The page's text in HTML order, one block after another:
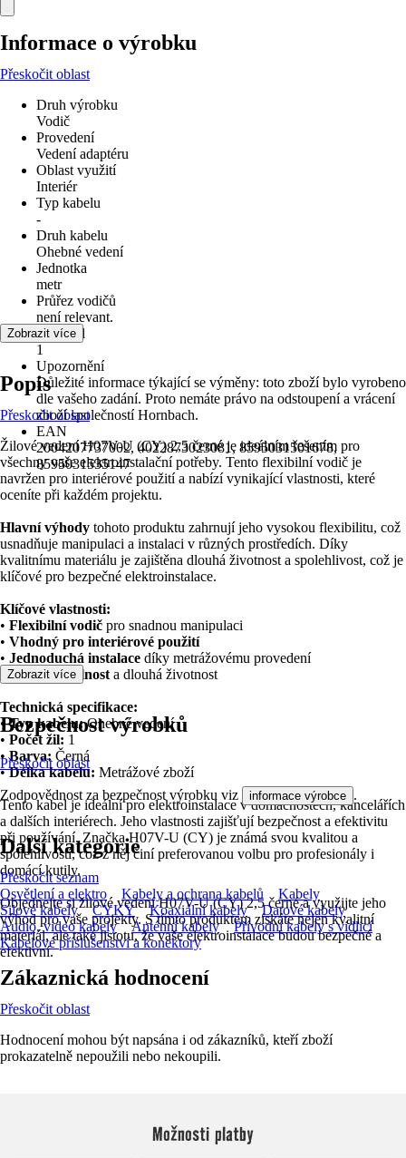
Informace o výrobku
Přeskočit oblast
Druh výrobku
Vodič
Provedení
Vedení adaptéru
Oblast využití
Interiér
Typ kabelu
-
Druh kabelu
Ohebné vedení
Jednotka
metr
Průřez vodičů
není relevant.
Počet žil
1
Upozornění
Důležité informace týkající se výměny: toto zboží bylo vyrobeno
dle vašeho zadání. Proto nemáte právo na odstoupení a vrácení
zboží společností Hornbach.
EAN
2004207737002, 4022873023081, 8595031501678,
8595031535147
Zobrazit více
Popis
Přeskočit oblast
Žilové vedení H07V-U (CY) 2,5 černé je ideálním řešením pro
všechny vaše elektroinstalační potřeby. Tento flexibilní vodič je
navržen pro interiérové použití a nabízí vynikající vlastnosti, které
oceníte při každém projektu.
Hlavní výhody tohoto produktu zahrnují jeho vysokou flexibilitu, což
usnadňuje manipulaci a instalaci v různých prostředích. Díky
kvalitnímu materiálu je zajištěna dlouhá životnost a spolehlivost, což je
klíčové pro bezpečné elektroinstalace.
Klíčové vlastnosti:
• Flexibilní vodič pro snadnou manipulaci
• Vhodný pro interiérové použití
• Jednoduchá instalace díky metrážovému provedení
•Vysoká odolnost a dlouhá životnost
Technická specifikace:
•Typ kabelu:Ohebné vedení
• Počet žil: 1
•Barva: Černá
•Délka kabelu: Metrážové zboží
Tento kabel je ideální pro elektroinstalace v domácnostech, kancelářích
a dalších interiérech. Jeho vlastnosti zajišťují bezpečnost a efektivitu
při používání. Značka H07V-U (CY) je známá svou kvalitou a
spolehlivostí, což z něj činí preferovanou volbu pro profesionály i
domácí kutily.
Objednejte si žilové vedení H07V-U (CY) 2,5 černé a využijte jeho
výhod pro vaše projekty. S tímto produktem získáte nejen kvalitní
materiál, ale také jistotu, že vaše elektroinstalace budou bezpečné a
efektivní.
Zobrazit více
Bezpečnost výrobků
Přeskočit oblast
Zodpovědnost za bezpečnost výrobku viz informace výrobce .
Další kategorie
Přeskočit seznam
Osvětlení a elektro
Kabely a ochrana kabelů
Kabely
Silové kabely
CYKY Koaxiální kabely
Datové kabely
Audio, video kabely
Anténní kabely
Přívodní kabely s vidlicí
Kabelové příslušenství a konektory
Zákaznická hodnocení
Přeskočit oblast
Hodnocení mohou být napsána i od zákazníků, kteří zboží
prokazatelně nepoužili nebo nekoupili.
Možnosti platby